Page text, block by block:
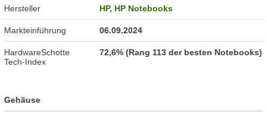
Hersteller HP,HP Notebooks
Markteinführung 06.09.2024
HardwareSchotte
Tech-Index
72,6% (Rang 113 der besten Notebooks)
Gehäuse